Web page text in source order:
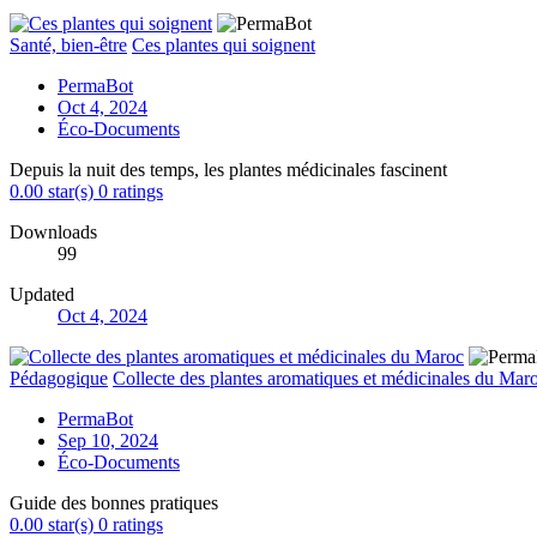
Santé, bien-être Ces plantes qui soignent
PermaBot
Oct 4, 2024
Éco-Documents
Depuis la nuit des temps, les plantes médicinales fascinent
0.00 star(s) 0 ratings
Downloads
99
Updated
Oct 4, 2024
Pédagogique Collecte des plantes aromatiques et médicinales du
PermaBot
Sep 10, 2024
Éco-Documents
Guide des bonnes pratiques
0.00 star(s) 0 ratings